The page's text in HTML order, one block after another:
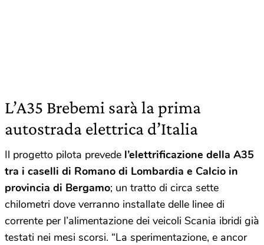
L’A35 Brebemi sarà la prima
autostrada elettrica d’Italia
Il progetto pilota prevede l’elettrificazione della A35
tra i caselli di Romano di Lombardia e Calcio in
provincia di Bergamo; un tratto di circa sette
chilometri dove verranno installate delle linee di
corrente per l’alimentazione dei veicoli Scania ibridi già
testati nei mesi scorsi. “La sperimentazione, e ancor